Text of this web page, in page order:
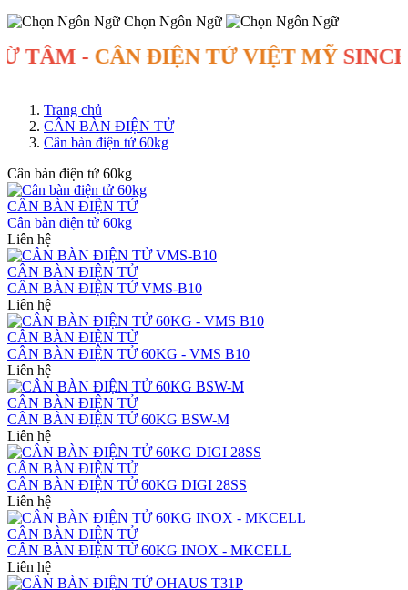
Chọn Ngôn Ngữ
-CÂN ĐIỆN TỬ VIỆT MỸ SINCE
Trang chủ
CÂN BÀN ĐIỆN TỬ
Cân bàn điện tử 60kg
Cân bàn điện tử 60kg
CÂN BÀN ĐIỆN TỬ
Cân bàn điện tử 60kg
Liên hệ
CÂN BÀN ĐIỆN TỬ
CÂN BÀN ĐIỆN TỬ VMS-B10
Liên hệ
CÂN BÀN ĐIỆN TỬ
CÂN BÀN ĐIỆN TỬ 60KG - VMS B10
Liên hệ
CÂN BÀN ĐIỆN TỬ
CÂN BÀN ĐIỆN TỬ 60KG BSW-M
Liên hệ
CÂN BÀN ĐIỆN TỬ
CÂN BÀN ĐIỆN TỬ 60KG DIGI 28SS
Liên hệ
CÂN BÀN ĐIỆN TỬ
CÂN BÀN ĐIỆN TỬ 60KG INOX - MKCELL
Liên hệ